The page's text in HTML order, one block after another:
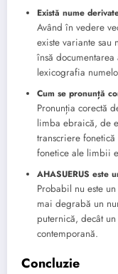
Există nume
Având în vedere
existe variante
însă
lexicografia
Cum se pronunță
Pronunția corectă
limba ebraică, de
transcriere
fonetice ale limbii
AHASUERUS este
Probabil nu este
mai degrabă un
puternică, decât
contemporană.
Concluzie